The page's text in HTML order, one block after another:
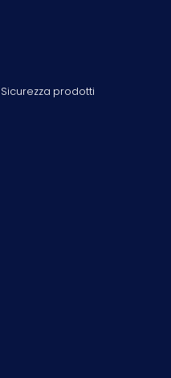
Sicurezza prodotti